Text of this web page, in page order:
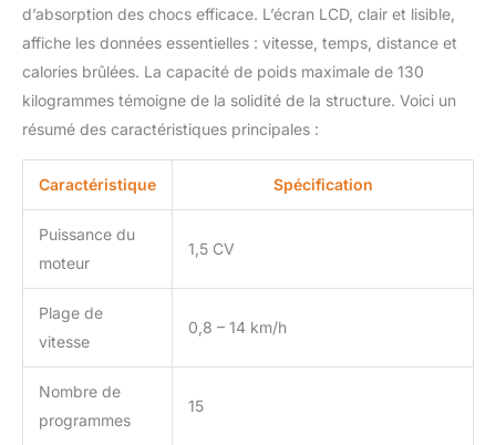
horizontale, et le
système de stabilisation
à des actionneurs. Les
roulettes de transport
facilitent le déplacement.
participation.
IMPORTANT ! Nous
spécialement pour nos
jour souhaité, c'est
commande ne sera livrée
d’absorption des chocs efficace. L’écran LCD, clair et lisible,
affiche les données essentielles : vitesse, temps, distance et
calories brûlées. La capacité de poids maximale de 130
kilogrammes témoigne de la solidité de la structure. Voici un
résumé des caractéristiques principales :
Caractéristique Spécification
Puissance du
moteur
1,5 CV
Plage de
vitesse
0,8 – 14 km/h
Nombre de
programmes
15